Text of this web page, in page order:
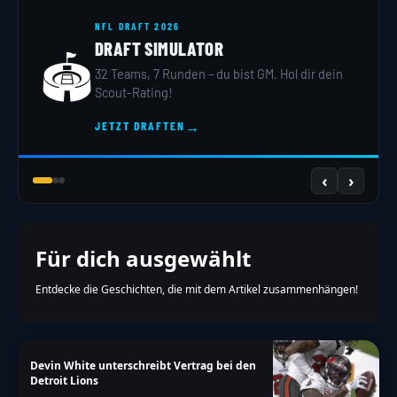
🏟️
NFL DRAFT 2026
DRAFT SIMULATOR
32 Teams, 7 Runden – du bist GM. Hol dir dein
Scout-Rating!
JETZT DRAFTEN →
‹ ›
Für dich ausgewählt
Entdecke die Geschichten, die mit dem Artikel zusammenhängen!
Devin White unterschreibt Vertrag bei den
Detroit Lions